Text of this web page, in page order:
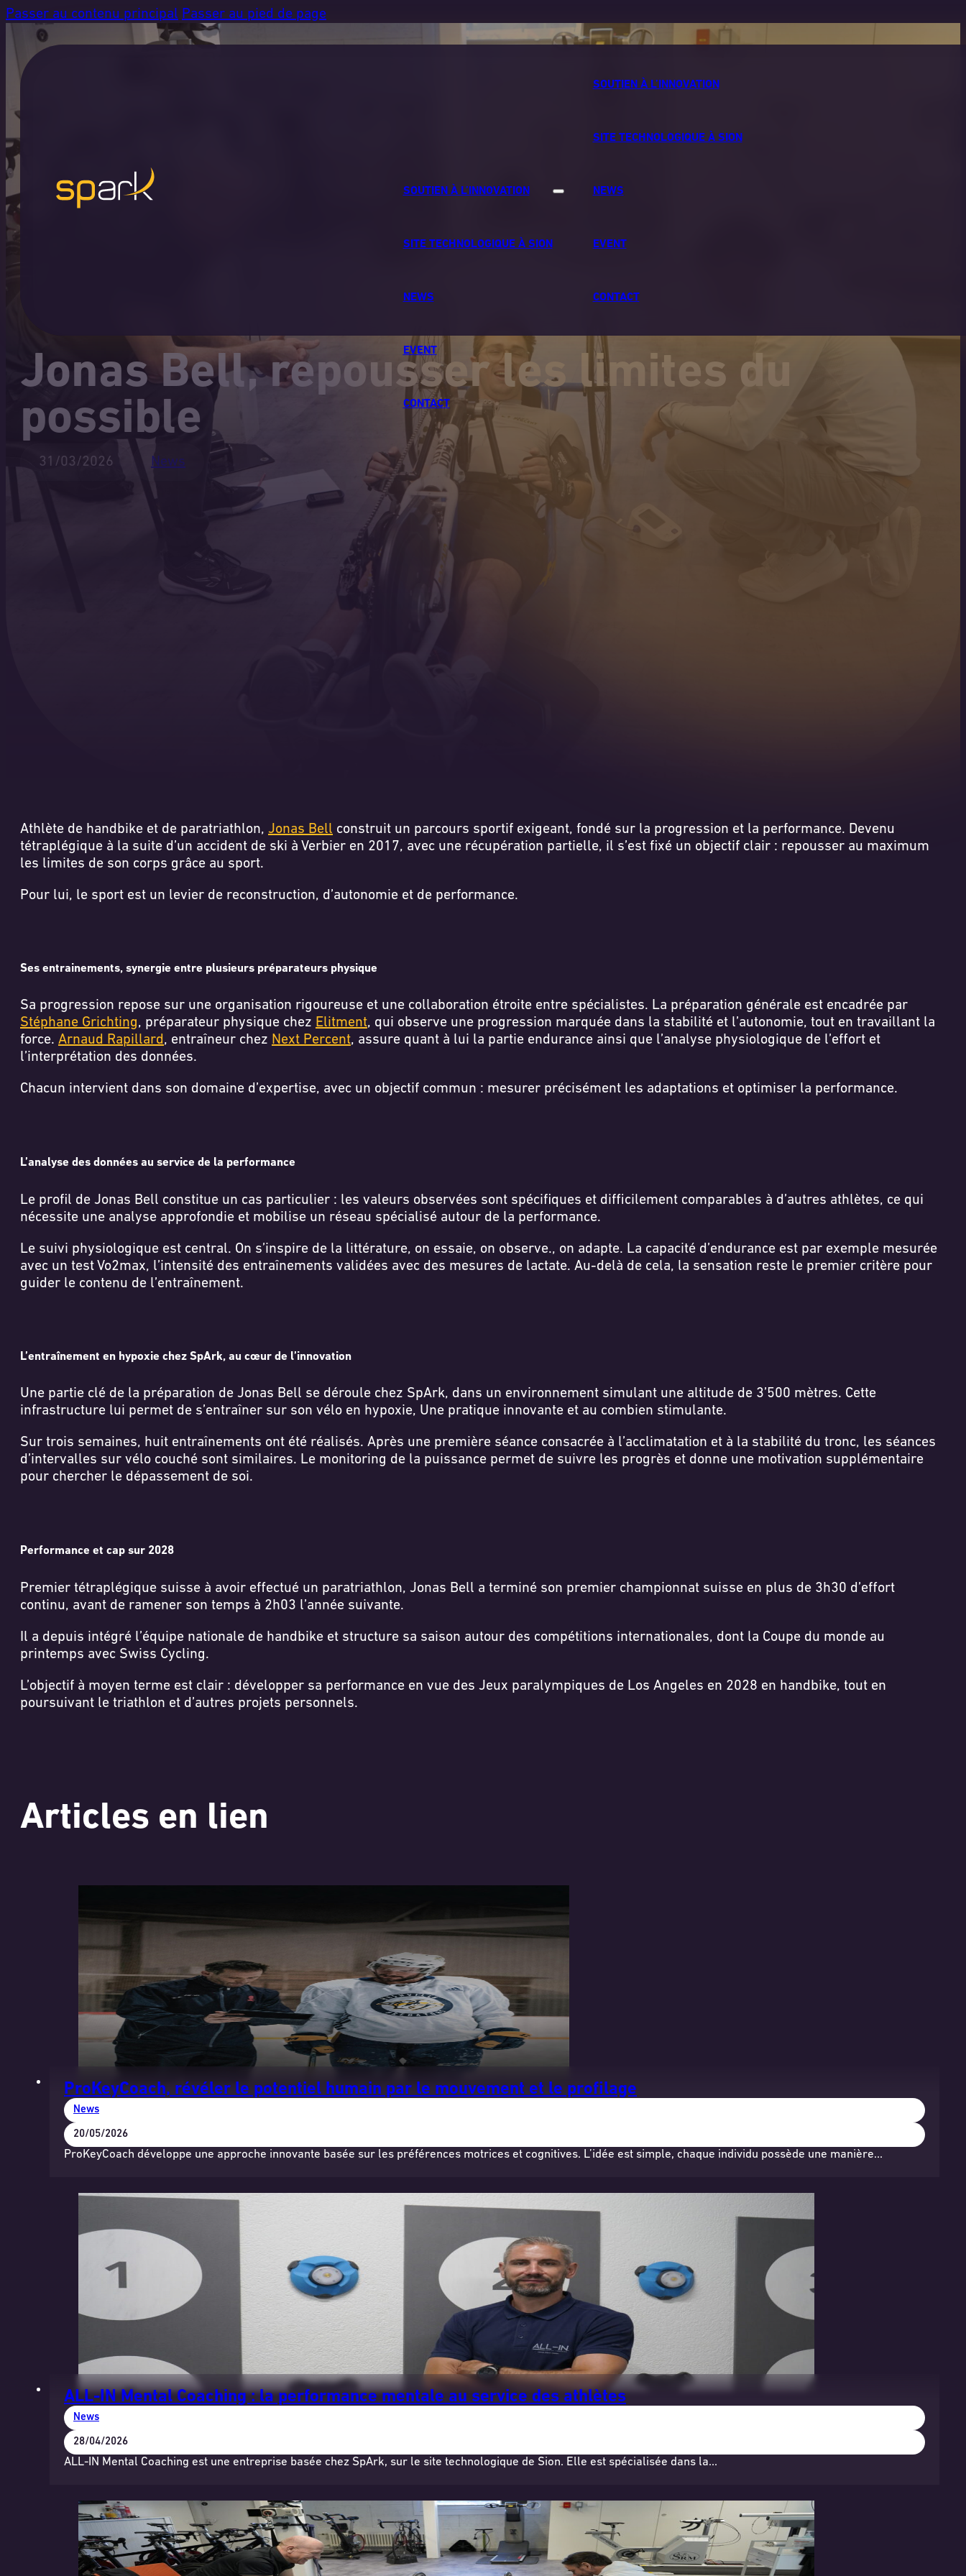
Passer au contenu principal Passer au pied de page
SOUTIEN À L’INNOVATION
SITE TECHNOLOGIQUE À SION
NEWS
EVENT
CONTACT
SOUTIEN À L’INNOVATION
SITE TECHNOLOGIQUE À SION
NEWS
EVENT
CONTACT
Jonas Bell, repousser les limites du
possible
31/03/2026 News
Athlète de handbike et de paratriathlon, Jonas Bell construit un parcours sportif exigeant, fondé sur la progression et la performance. Devenu
tétraplégique à la suite d’un accident de ski à Verbier en 2017, avec une récupération partielle, il s’est fixé un objectif clair : repousser au maximum
les limites de son corps grâce au sport.
Pour lui, le sport est un levier de reconstruction, d’autonomie et de performance.
Ses entrainements, synergie entre plusieurs préparateurs physique
Sa progression repose sur une organisation rigoureuse et une collaboration étroite entre spécialistes. La préparation générale est encadrée par
Stéphane Grichting, préparateur physique chez Elitment, qui observe une progression marquée dans la stabilité et l’autonomie, tout en travaillant la
force. Arnaud Rapillard, entraîneur chez Next Percent, assure quant à lui la partie endurance ainsi que l’analyse physiologique de l’effort et
l’interprétation des données.
Chacun intervient dans son domaine d’expertise, avec un objectif commun : mesurer précisément les adaptations et optimiser la performance.
L’analyse des données au service de la performance
Le profil de Jonas Bell constitue un cas particulier : les valeurs observées sont spécifiques et difficilement comparables à d’autres athlètes, ce qui
nécessite une analyse approfondie et mobilise un réseau spécialisé autour de la performance.
Le suivi physiologique est central. On s’inspire de la littérature, on essaie, on observe., on adapte. La capacité d’endurance est par exemple mesurée
avec un test Vo2max, l’intensité des entraînements validées avec des mesures de lactate. Au-delà de cela, la sensation reste le premier critère pour
guider le contenu de l’entraînement.
L’entraînement en hypoxie chez SpArk, au cœur de l’innovation
Une partie clé de la préparation de Jonas Bell se déroule chez SpArk, dans un environnement simulant une altitude de 3’500 mètres. Cette
infrastructure lui permet de s’entraîner sur son vélo en hypoxie, Une pratique innovante et au combien stimulante.
Sur trois semaines, huit entraînements ont été réalisés. Après une première séance consacrée à l’acclimatation et à la stabilité du tronc, les séances
d’intervalles sur vélo couché sont similaires. Le monitoring de la puissance permet de suivre les progrès et donne une motivation supplémentaire
pour chercher le dépassement de soi.
Performance et cap sur 2028
Premier tétraplégique suisse à avoir effectué un paratriathlon, Jonas Bell a terminé son premier championnat suisse en plus de 3h30 d’effort
continu, avant de ramener son temps à 2h03 l’année suivante.
Il a depuis intégré l’équipe nationale de handbike et structure sa saison autour des compétitions internationales, dont la Coupe du monde au
printemps avec Swiss Cycling.
L’objectif à moyen terme est clair : développer sa performance en vue des Jeux paralympiques de Los Angeles en 2028 en handbike, tout en
poursuivant le triathlon et d’autres projets personnels.
Articles en lien
ProKeyCoach, révéler le potentiel humain par le mouvement et le profilage
News
20/05/2026
ProKeyCoach développe une approche innovante basée sur les préférences motrices et cognitives. L’idée est simple, chaque individu possède une manière…
ALL-IN Mental Coaching : la performance mentale au service des athlètes
News
28/04/2026
ALL-IN Mental Coaching est une entreprise basée chez SpArk, sur le site technologique de Sion. Elle est spécialisée dans la…